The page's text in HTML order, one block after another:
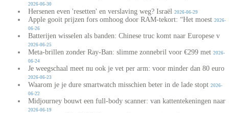
2026-06-30
Hersenen even 'resetten' en verslaving weg? Israël 2026-06-29
Apple gooit prijzen fors omhoog door RAM-tekort: “Het moest 2026-
06-26
Batterijen wisselen als banden: Chinese truc komt naar Europese v
2026-06-25
Meta-brillen zonder Ray-Ban: slimme zonnebril voor €299 met 2026-
06-24
Je weegschaal meet nu ook je vet per arm: voor minder dan 80 euro
2026-06-23
Waarom je je dure smartwatch misschien beter in de lade stopt 2026-
06-22
Midjourney bouwt een full-body scanner: van kattentekeningen naar
2026-06-19